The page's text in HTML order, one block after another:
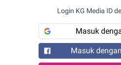
Login KG Media ID
Masuk
Masuk